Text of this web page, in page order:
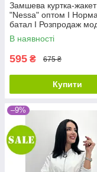
Замшева куртка-жакет
"Nessa" оптом I Норма
батал I Розпродаж
В наявності
595 ₴ 675 ₴
Купити
–9%